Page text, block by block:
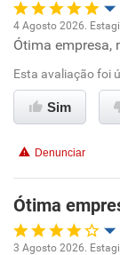
Recomenda
Oportunidade
Ambiente de
Benefícios
Recomenda
4 Agosto 2026.
Ótima empresa,
Esta avaliação foi
Sim
Denunciar
Ótima
3 Agosto 2026.